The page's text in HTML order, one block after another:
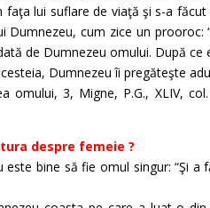
lui suflare de viaţă şi s-a
Dumnezeu, cum zice un
de Dumnezeu omului. După
Dumnezeu îi pregăteşte
omului, 3, Migne, P.G., XLIV,
despre femeie ?
este bine să fie omul singur: “Şi